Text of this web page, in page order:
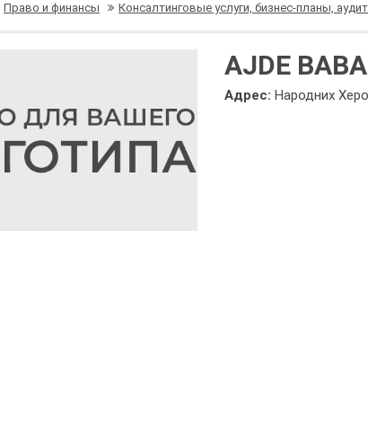
Право и финансы Консалтинговые услуги, бизнес-планы, аудит
AJDE BABA
Адрес:Народних